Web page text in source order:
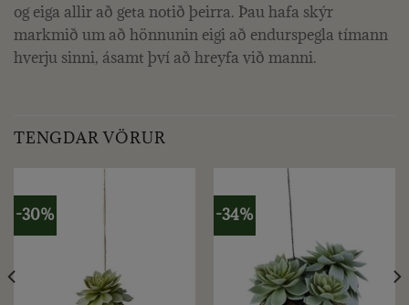
og eiga allir að geta notið þeirra. Þau hafa skýr
markmið um að hönnunin eigi að endurspegla tímann
hverju sinni, ásamt því að hreyfa við manni.
TENGDAR VÖRUR
-30% -34%